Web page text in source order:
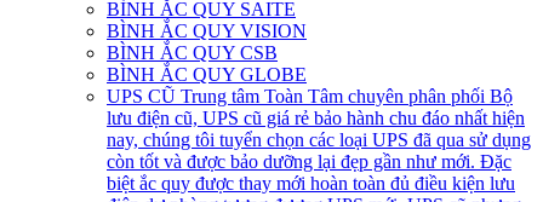
BÌNH ẮC QUY SAITE
BÌNH ẮC QUY VISION
BÌNH ẮC QUY CSB
BÌNH ẮC QUY GLOBE
UPS CŨ Trung tâm Toàn Tâm chuyên phân phối Bộ
lưu điện cũ, UPS cũ giá rẻ bảo hành chu đáo nhất hiện
nay, chúng tôi tuyển chọn các loại UPS đã qua sử dụng
còn tốt và được bảo dưỡng lại đẹp gần như mới. Đặc
biệt ắc quy được thay mới hoàn toàn đủ điều kiện lưu